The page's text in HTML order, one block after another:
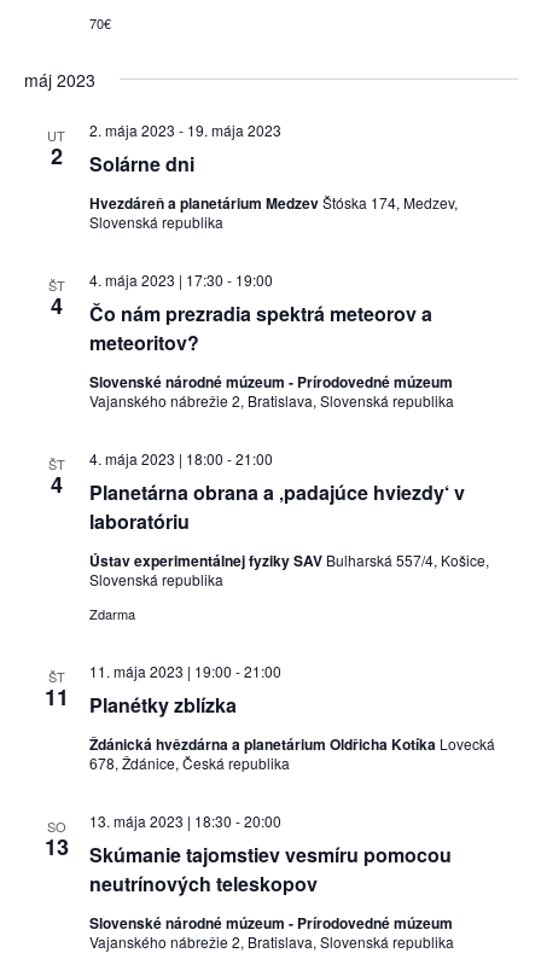
70€
máj 2023
UT
2 Solárne dni
2. mája 2023 - 19. mája 2023
Hvezdáreň a planetárium MedzevŠtóska 174, Medzev,
Slovenská republika
ŠT
4
Čo nám prezradia spektrá meteorov a
meteoritov?
4. mája 2023 | 17:30 - 19:00
Slovenské národné múzeum - Prírodovedné múzeum
Vajanského nábrežie 2, Bratislava, Slovenská republika
ŠT
4
Planetárna obrana a ‚padajúce hviezdy‘ v
laboratóriu
4. mája 2023 | 18:00 -21:00
Ústav experimentálnej fyziky SAV Bulharská 557/4, Košice,
Slovenská republika
Zdarma
ŠT
11 Planétky zblízka
11. mája 2023 | 19:00 -21:00
Ždánická hvězdárna a planetárium Oldřicha Kotíka Lovecká
678, Ždánice, Česká republika
SO
13
Skúmanie tajomstiev vesmíru pomocou
neutrínových teleskopov
13. mája 2023 | 18:30 -20:00
Slovenské národné múzeum - Prírodovedné múzeum
Vajanského nábrežie 2, Bratislava, Slovenská republika